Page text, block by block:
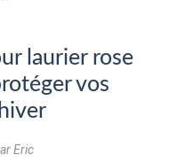
laurier rose
vos
Eric